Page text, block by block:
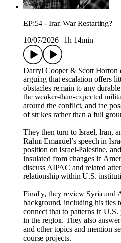
EP:54 - Iran War Restarting?
10/07/2026
1h 14min
Darryl Cooper & Scott Horton
arguing that escalation offers
obstacles remain to any
the weaker-than-expected
around the conflict, and the
of strikes rather than a full
They then turn to Israel, Iran,
Rahm Emanuel’s speech in
position on Israel-Palestine,
insulated from changes in
discuss AIPAC and related
relationship within U.S.
Finally, they review Syria and
background, including his ties
connect that to patterns in
in the region. They also
and other topics and mention
course projects.